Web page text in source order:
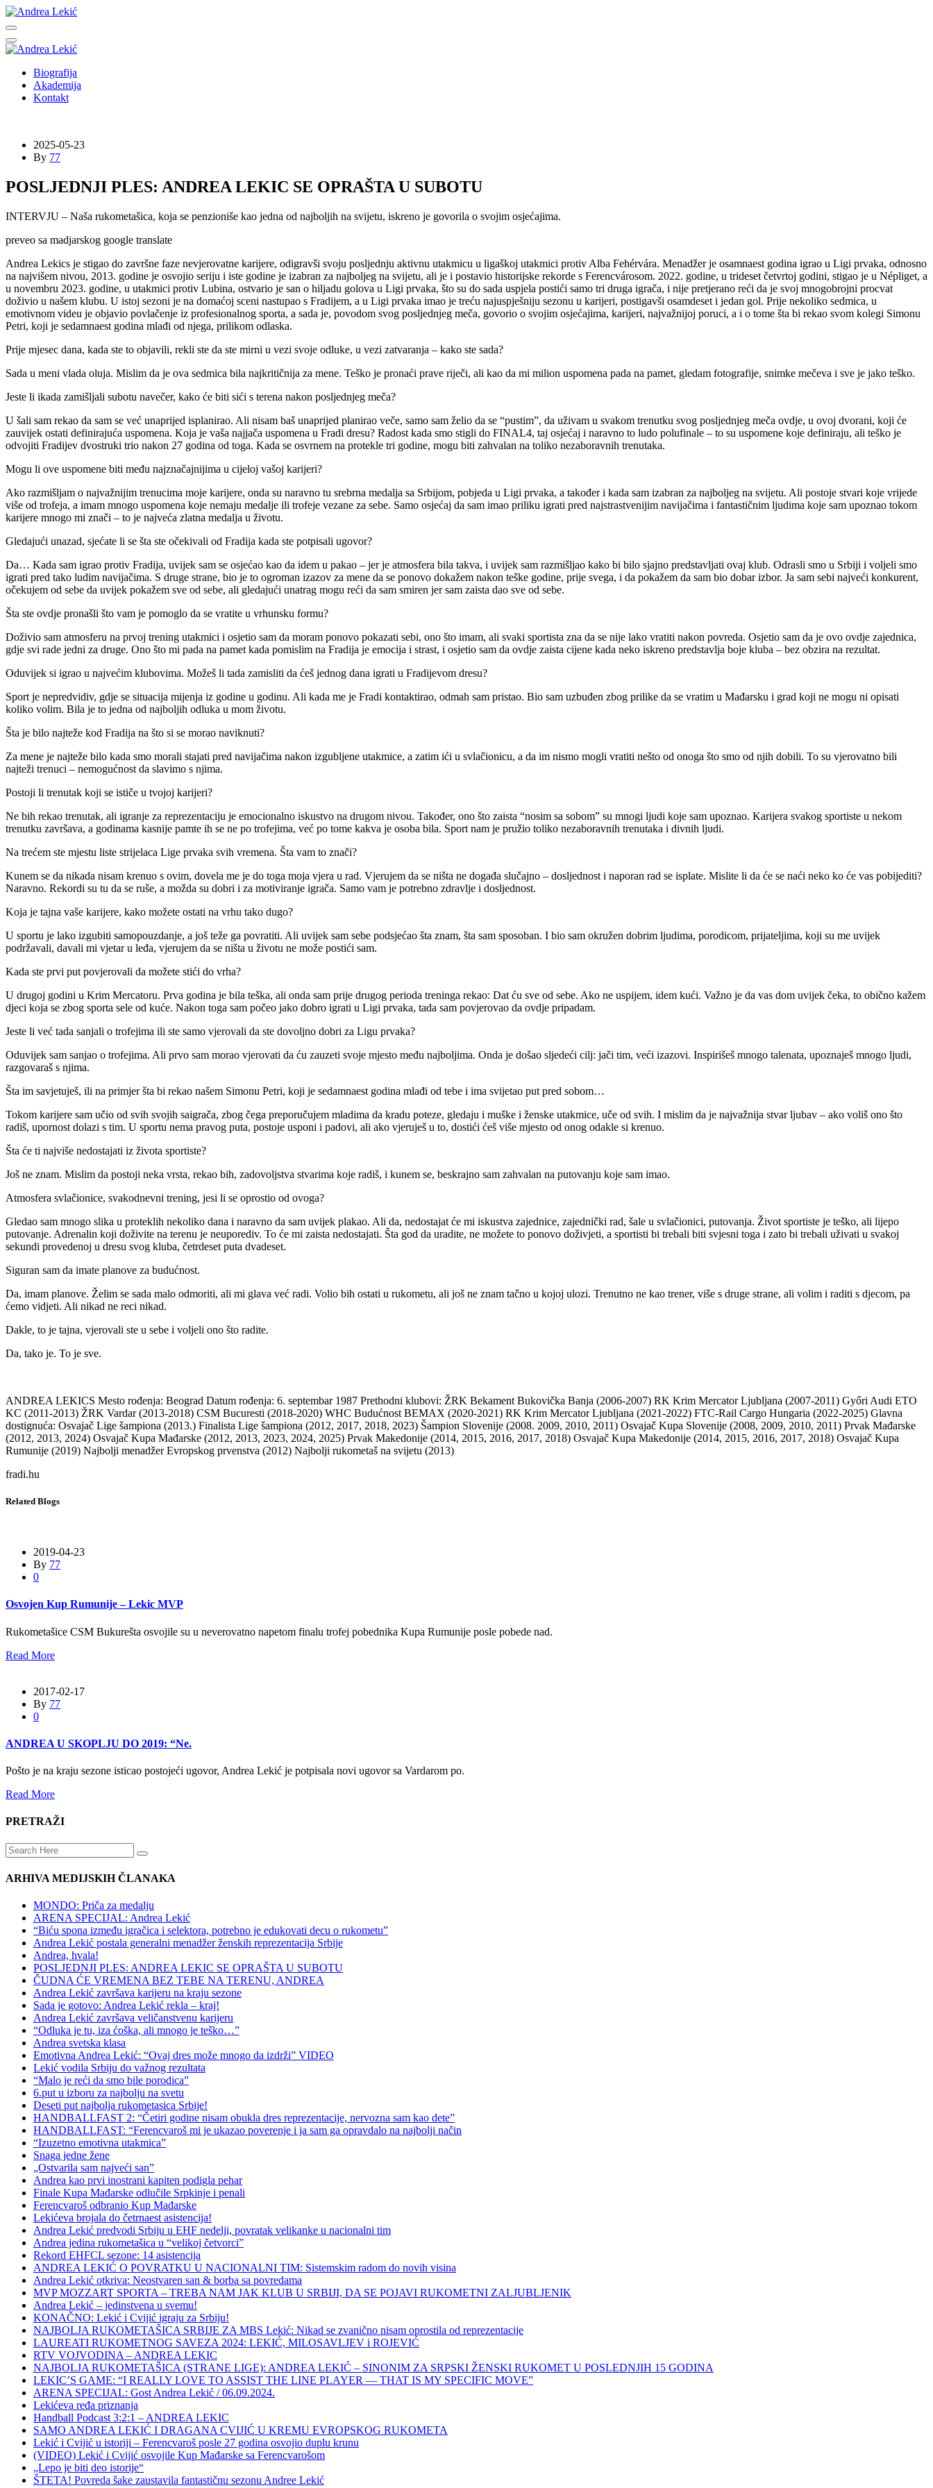
Biografija
Akademija
Kontakt
2025-05-23
By 77
POSLJEDNJI PLES: ANDREA LEKIC SE OPRAŠTA U SUBOTU
INTERVJU – Naša rukometašica, koja se penzioniše kao jedna od najboljih na svijetu, iskreno je govorila o svojim osjećajima.
preveo sa madjarskog google translate
Andrea Lekics je stigao do završne faze nevjerovatne karijere, odigravši svoju posljednju aktivnu utakmicu u ligaškoj utakmici protiv Alba Fehérvára. Menadžer je osamnaest godina igrao u Ligi prvaka, odnosno
na najvišem nivou, 2013. godine je osvojio seriju i iste godine je izabran za najboljeg na svijetu, ali je i postavio historijske rekorde s Ferencvárosom. 2022. godine, u trideset četvrtoj godini, stigao je u Népliget, a
u novembru 2023. godine, u utakmici protiv Lubina, ostvario je san o hiljadu golova u Ligi prvaka, što su do sada uspjela postići samo tri druga igrača, i nije pretjerano reći da je svoj mnogobrojni procvat
doživio u našem klubu. U istoj sezoni je na domaćoj sceni nastupao s Fradijem, a u Ligi prvaka imao je treću najuspješniju sezonu u karijeri, postigavši ​​osamdeset i jedan gol. Prije nekoliko sedmica, u
emotivnom videu je objavio povlačenje iz profesionalnog sporta, a sada je, povodom svog posljednjeg meča, govorio o svojim osjećajima, karijeri, najvažnijoj poruci, a i o tome šta bi rekao svom kolegi Simonu
Petri, koji je sedamnaest godina mlađi od njega, prilikom odlaska.
Prije mjesec dana, kada ste to objavili, rekli ste da ste mirni u vezi svoje odluke, u vezi zatvaranja – kako ste sada?
Sada u meni vlada oluja. Mislim da je ova sedmica bila najkritičnija za mene. Teško je pronaći prave riječi, ali kao da mi milion uspomena pada na pamet, gledam fotografije, snimke mečeva i sve je jako teško.
Jeste li ikada zamišljali subotu navečer, kako će biti sići s terena nakon posljednjeg meča?
U šali sam rekao da sam se već unaprijed isplanirao. Ali nisam baš unaprijed planirao veče, samo sam želio da se “pustim”, da uživam u svakom trenutku svog posljednjeg meča ovdje, u ovoj dvorani, koji će
zauvijek ostati definirajuća uspomena. Koja je vaša najjača uspomena u Fradi dresu? Radost kada smo stigli do FINAL4, taj osjećaj i naravno to ludo polufinale – to su uspomene koje definiraju, ali teško je
odvojiti Fradijev dvostruki trio nakon 27 godina od toga. Kada se osvrnem na protekle tri godine, mogu biti zahvalan na toliko nezaboravnih trenutaka.
Mogu li ove uspomene biti među najznačajnijima u cijeloj vašoj karijeri?
Ako razmišljam o najvažnijim trenucima moje karijere, onda su naravno tu srebrna medalja sa Srbijom, pobjeda u Ligi prvaka, a također i kada sam izabran za najboljeg na svijetu. Ali postoje stvari koje vrijede
više od trofeja, a imam mnogo uspomena koje nemaju medalje ili trofeje vezane za sebe. Samo osjećaj da sam imao priliku igrati pred najstrastvenijim navijačima i fantastičnim ljudima koje sam upoznao tokom
karijere mnogo mi znači – to je najveća zlatna medalja u životu.
Gledajući unazad, sjećate li se šta ste očekivali od Fradija kada ste potpisali ugovor?
Da… Kada sam igrao protiv Fradija, uvijek sam se osjećao kao da idem u pakao – jer je atmosfera bila takva, i uvijek sam razmišljao kako bi bilo sjajno predstavljati ovaj klub. Odrasli smo u Srbiji i voljeli smo
igrati pred tako ludim navijačima. S druge strane, bio je to ogroman izazov za mene da se ponovo dokažem nakon teške godine, prije svega, i da pokažem da sam bio dobar izbor. Ja sam sebi najveći konkurent,
očekujem od sebe da uvijek pokažem sve od sebe, ali gledajući unatrag mogu reći da sam smiren jer sam zaista dao sve od sebe.
Šta ste ovdje pronašli što vam je pomoglo da se vratite u vrhunsku formu?
Doživio sam atmosferu na prvoj trening utakmici i osjetio sam da moram ponovo pokazati sebi, ono što imam, ali svaki sportista zna da se nije lako vratiti nakon povreda. Osjetio sam da je ovo ovdje zajednica,
gdje svi rade jedni za druge. Ono što mi pada na pamet kada pomislim na Fradija je emocija i strast, i osjetio sam da ovdje zaista cijene kada neko iskreno predstavlja boje kluba – bez obzira na rezultat.
Oduvijek si igrao u najvećim klubovima. Možeš li tada zamisliti da ćeš jednog dana igrati u Fradijevom dresu?
Sport je nepredvidiv, gdje se situacija mijenja iz godine u godinu. Ali kada me je Fradi kontaktirao, odmah sam pristao. Bio sam uzbuđen zbog prilike da se vratim u Mađarsku i grad koji ne mogu ni opisati
koliko volim. Bila je to jedna od najboljih odluka u mom životu.
Šta je bilo najteže kod Fradija na što si se morao naviknuti?
Za mene je najteže bilo kada smo morali stajati pred navijačima nakon izgubljene utakmice, a zatim ići u svlačionicu, a da im nismo mogli vratiti nešto od onoga što smo od njih dobili. To su vjerovatno bili
najteži trenuci – nemogućnost da slavimo s njima.
Postoji li trenutak koji se ističe u tvojoj karijeri?
Ne bih rekao trenutak, ali igranje za reprezentaciju je emocionalno iskustvo na drugom nivou. Također, ono što zaista “nosim sa sobom” su mnogi ljudi koje sam upoznao. Karijera svakog sportiste u nekom
trenutku završava, a godinama kasnije pamte ih se ne po trofejima, već po tome kakva je osoba bila. Sport nam je pružio toliko nezaboravnih trenutaka i divnih ljudi.
Na trećem ste mjestu liste strijelaca Lige prvaka svih vremena. Šta vam to znači?
Kunem se da nikada nisam krenuo s ovim, dovela me je do toga moja vjera u rad. Vjerujem da se ništa ne događa slučajno – dosljednost i naporan rad se isplate. Mislite li da će se naći neko ko će vas pobijediti?
Naravno. Rekordi su tu da se ruše, a možda su dobri i za motiviranje igrača. Samo vam je potrebno zdravlje i dosljednost.
Koja je tajna vaše karijere, kako možete ostati na vrhu tako dugo?
U sportu je lako izgubiti samopouzdanje, a još teže ga povratiti. Ali uvijek sam sebe podsjećao šta znam, šta sam sposoban. I bio sam okružen dobrim ljudima, porodicom, prijateljima, koji su me uvijek
podržavali, davali mi vjetar u leđa, vjerujem da se ništa u životu ne može postići sam.
Kada ste prvi put povjerovali da možete stići do vrha?
U drugoj godini u Krim Mercatoru. Prva godina je bila teška, ali onda sam prije drugog perioda treninga rekao: Dat ću sve od sebe. Ako ne uspijem, idem kući. Važno je da vas dom uvijek čeka, to obično kažem
djeci koja se zbog sporta sele od kuće. Nakon toga sam počeo jako dobro igrati u Ligi prvaka, tada sam povjerovao da ovdje pripadam.
Jeste li već tada sanjali o trofejima ili ste samo vjerovali da ste dovoljno dobri za Ligu prvaka?
Oduvijek sam sanjao o trofejima. Ali prvo sam morao vjerovati da ću zauzeti svoje mjesto među najboljima. Onda je došao sljedeći cilj: jači tim, veći izazovi. Inspirišeš mnogo talenata, upoznaješ mnogo ljudi,
razgovaraš s njima.
Šta im savjetuješ, ili na primjer šta bi rekao našem Simonu Petri, koji je sedamnaest godina mlađi od tebe i ima svijetao put pred sobom…
Tokom karijere sam učio od svih svojih saigrača, zbog čega preporučujem mladima da kradu poteze, gledaju i muške i ženske utakmice, uče od svih. I mislim da je najvažnija stvar ljubav – ako voliš ono što
radiš, upornost dolazi s tim. U sportu nema pravog puta, postoje usponi i padovi, ali ako vjeruješ u to, dostići ćeš više mjesto od onog odakle si krenuo.
Šta će ti najviše nedostajati iz života sportiste?
Još ne znam. Mislim da postoji neka vrsta, rekao bih, zadovoljstva stvarima koje radiš, i kunem se, beskrajno sam zahvalan na putovanju koje sam imao.
Atmosfera svlačionice, svakodnevni trening, jesi li se oprostio od ovoga?
Gledao sam mnogo slika u proteklih nekoliko dana i naravno da sam uvijek plakao. Ali da, nedostajat će mi iskustva zajednice, zajednički rad, šale u svlačionici, putovanja. Život sportiste je teško, ali lijepo
putovanje. Adrenalin koji doživite na terenu je neuporediv. To će mi zaista nedostajati. Šta god da uradite, ne možete to ponovo doživjeti, a sportisti bi trebali biti svjesni toga i zato bi trebali uživati ​​u svakoj
sekundi provedenoj u dresu svog kluba, četrdeset puta dvadeset.
Siguran sam da imate planove za budućnost.
Da, imam planove. Želim se sada malo odmoriti, ali mi glava već radi. Volio bih ostati u rukometu, ali još ne znam tačno u kojoj ulozi. Trenutno ne kao trener, više s druge strane, ali volim i raditi s djecom, pa
ćemo vidjeti. Ali nikad ne reci nikad.
Dakle, to je tajna, vjerovali ste u sebe i voljeli ono što radite.
Da, tako je. To je sve.
ANDREA LEKICS Mesto rođenja: Beograd Datum rođenja: 6. septembar 1987 Prethodni klubovi: ŽRK Bekament Bukovička Banja (2006-2007) RK Krim Mercator Ljubljana (2007-2011) Győri Audi ETO
KC (2011-2013) ŽRK Vardar (2013-2018) CSM Bucuresti (2018-2020) WHC Budućnost BEMAX (2020-2021) RK Krim Mercator Ljubljana (2021-2022) FTC-Rail Cargo Hungaria (2022-2025) Glavna
dostignuća: Osvajač Lige šampiona (2013.) Finalista Lige šampiona (2012, 2017, 2018, 2023) Šampion Slovenije (2008. 2009, 2010, 2011) Osvajač Kupa Slovenije (2008, 2009, 2010, 2011) Prvak Mađarske
(2012, 2013, 2024) Osvajač Kupa Mađarske (2012, 2013, 2023, 2024, 2025) Prvak Makedonije (2014, 2015, 2016, 2017, 2018) Osvajač Kupa Makedonije (2014, 2015, 2016, 2017, 2018) Osvajač Kupa
Rumunije (2019) Najbolji menadžer Evropskog prvenstva (2012) Najbolji rukometaš na svijetu (2013)
fradi.hu
Related Blogs
2019-04-23
By 77
0
Osvojen Kup Rumunije – Lekic MVP
Rukometašice CSM Bukurešta osvojile su u neverovatno napetom finalu trofej pobednika Kupa Rumunije posle pobede nad.
Read More
2017-02-17
By 77
0
ANDREA U SKOPLJU DO 2019: “Ne.
Pošto je na kraju sezone isticao postojeći ugovor, Andrea Lekić je potpisala novi ugovor sa Vardarom po.
Read More
PRETRAŽI
ARHIVA MEDIJSKIH ČLANAKA
MONDO: Priča za medalju
ARENA SPECIJAL: Andrea Lekić
“Biću spona između igračica i selektora, potrebno je edukovati decu o rukometu”
Andrea Lekić postala generalni menadžer ženskih reprezentacija Srbije
Andrea, hvala!
POSLJEDNJI PLES: ANDREA LEKIC SE OPRAŠTA U SUBOTU
ČUDNA ĆE VREMENA BEZ TEBE NA TERENU, ANDREA
Andrea Lekić završava karijeru na kraju sezone
Sada je gotovo: Andrea Lekić rekla – kraj!
Andrea Lekić završava veličanstvenu karijeru
“Odluka je tu, iza ćoška, ali mnogo je teško…”
Andrea svetska klasa
Emotivna Andrea Lekić: “Ovaj dres može mnogo da izdrži” VIDEO
Lekić vodila Srbiju do važnog rezultata
“Malo je reći da smo bile porodica”
6.put u izboru za najbolju na svetu
Deseti put najbolja rukometasica Srbije!
HANDBALLFAST 2: “Četiri godine nisam obukla dres reprezentacije, nervozna sam kao dete”
HANDBALLFAST: “Ferencvaroš mi je ukazao poverenje i ja sam ga opravdalo na najbolji način
“Izuzetno emotivna utakmica”
Snaga jedne žene
„Ostvarila sam najveći san”
Andrea kao prvi inostrani kapiten podigla pehar
Finale Kupa Mađarske odlučile Srpkinje i penali
Ferencvaroš odbranio Kup Mađarske
Lekićeva brojala do četrnaest asistencija!
Andrea Lekić predvodi Srbiju u EHF nedelji, povratak velikanke u nacionalni tim
Andrea jedina rukometašica u “velikoj četvorci”
Rekord EHFCL sezone: 14 asistencija
ANDREA LEKIĆ O POVRATKU U NACIONALNI TIM: Sistemskim radom do novih visina
Andrea Lekić otkriva: Neostvaren san & borba sa povredama
MVP MOZZART SPORTA – TREBA NAM JAK KLUB U SRBIJI, DA SE POJAVI RUKOMETNI ZALJUBLJENIK
Andrea Lekić – jedinstvena u svemu!
KONAČNO: Lekić i Cvijić igraju za Srbiju!
NAJBOLJA RUKOMETAŠICA SRBIJE ZA MBS Lekić: Nikad se zvanično nisam oprostila od reprezentacije
LAUREATI RUKOMETNOG SAVEZA 2024: LEKIĆ, MILOSAVLJEV i ROJEVIĆ
RTV VOJVODINA – ANDREA LEKIC
NAJBOLJA RUKOMETAŠICA (STRANE LIGE): ANDREA LEKIĆ – SINONIM ZA SRPSKI ŽENSKI RUKOMET U POSLEDNJIH 15 GODINA
LEKIC’S GAME: “I REALLY LOVE TO ASSIST THE LINE PLAYER — THAT IS MY SPECIFIC MOVE”
ARENA SPECIJAL: Gost Andrea Lekić / 06.09.2024.
Lekićeva ređa priznanja
Handball Podcast 3:2:1 – ANDREA LEKIC
SAMO ANDREA LEKIĆ I DRAGANA CVIJIĆ U KREMU EVROPSKOG RUKOMETA
Lekić i Cvijić u istoriji – Ferencvaroš posle 27 godina osvojio duplu krunu
(VIDEO) Lekić i Cvijić osvojile Kup Mađarske sa Ferencvarošom
„Lepo je biti deo istorije“
ŠTETA! Povreda šake zaustavila fantastičnu sezonu Andree Lekić